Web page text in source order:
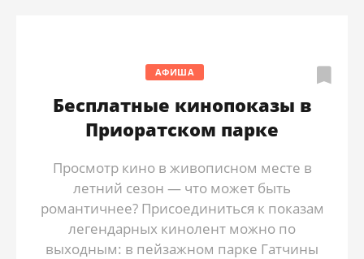
АФИША
Бесплатные кинопоказы в
Приоратском парке
Просмотр кино в живописном месте в
летний сезон — что может быть
романтичнее? Присоединиться к показам
легендарных кинолент можно по
выходным: в пейзажном парке Гатчины